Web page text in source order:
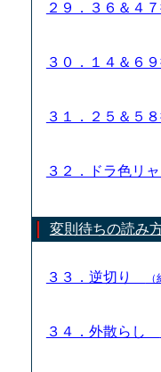
２９．３６＆４
３０．１４＆６
３１．２５＆５
３２．ドラ色リ
変則待ちの読み
３３．逆切り
３４．外散らし